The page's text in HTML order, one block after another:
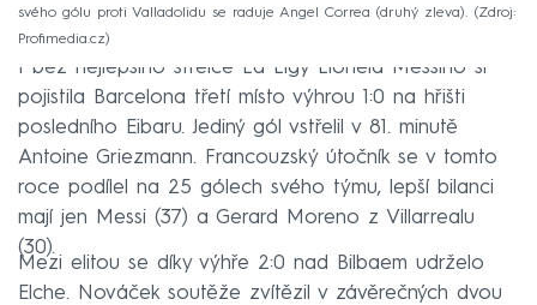
svého gólu proti Valladolidu se raduje Angel Correa (druhý zleva).
Zdroj:
Profimedia.cz
I bez nejlepšího střelce La Ligy Lionela Messiho si
pojistila Barcelona třetí místo výhrou 1:0 na hřišti
posledního Eibaru. Jediný gól vstřelil v 81. minutě
Antoine Griezmann. Francouzský útočník se v tomto
roce podílel na 25 gólech svého týmu, lepší bilanci
mají jen Messi (37) a Gerard Moreno z Villarrealu
(30).
Mezi elitou se díky výhře 2:0 nad Bilbaem udrželo
Elche. Nováček soutěže zvítězil v závěrečných dvou